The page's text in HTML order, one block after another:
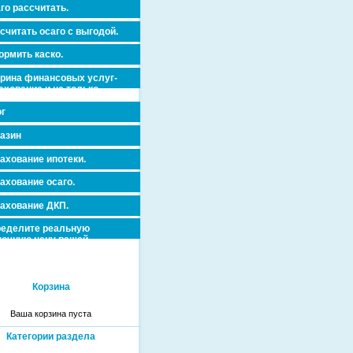
рассчитать.
осаго с выгодой.
каско.
финансовых услуг-
и не только.
ипотеки.
осаго.
ДКП.
реальную
цену вашей
Корзина
Ваша корзина пуста
Категории раздела